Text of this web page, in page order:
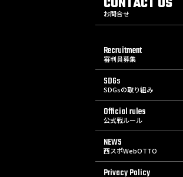
お問合せ
Recruitment
審判員募集
SDGs
SDGsの取り組み
Official rules
公式戦ルール
NEWS
西スポWebOTTO
Privacy Policy